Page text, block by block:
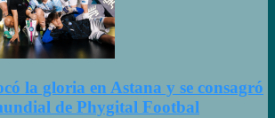
la gloria en Astana y se consagró
de Phygital Footbal